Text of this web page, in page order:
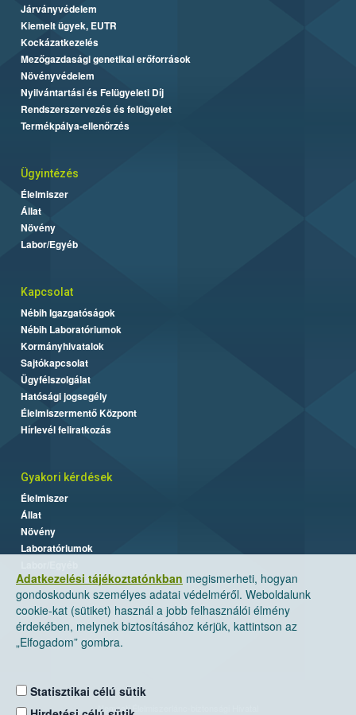
Adatkezelési tájékoztatónkban megismerheti, hogyan
gondoskodunk személyes adatai védelméről. Weboldalunk
cookie-kat (sütiket) használ a jobb felhasználói élmény
érdekében, melynek biztosításához kérjük, kattintson az
„Elfogadom” gombra.
Statisztikai célú sütik
Járványvédelem
Kiemelt ügyek, EUTR
Kockázatkezelés
Mezőgazdasági genetikai erőforrások
Növényvédelem
Nyilvántartási és Felügyeleti Díj
Rendszerszervezés és felügyelet
Termékpálya-ellenőrzés
Ügyintézés
Élelmiszer
Állat
Növény
Labor/Egyéb
Kapcsolat
Nébih Igazgatóságok
Nébih Laboratóriumok
Kormányhivatalok
Sajtókapcsolat
Ügyfélszolgálat
Hatósági jogsegély
Élelmiszermentő Központ
Hírlevél feliratkozás
Gyakori kérdések
Élelmiszer
Állat
Növény
Laboratóriumok
Nemzeti Élelmiszerlánc-biztonsági Hivatal